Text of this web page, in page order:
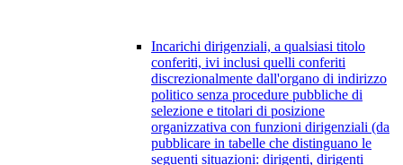
Incarichi dirigenziali, a qualsiasi titolo
conferiti, ivi inclusi quelli conferiti
discrezionalmente dall'organo di indirizzo
politico senza procedure pubbliche di
selezione e titolari di posizione
organizzativa con funzioni dirigenziali (da
pubblicare in tabelle che distinguano le
seguenti situazioni: dirigenti, dirigenti